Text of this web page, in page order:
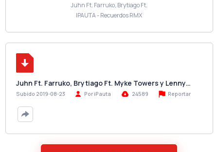
Juhn Ft. Farruko, Brytiago Ft.
IPAUTA - Recuerdos RMX
Juhn Ft. Farruko, Brytiago Ft. Myke Towers y Lenny…
Subido 2019-08-23 Por iPauta 24589 Reportar